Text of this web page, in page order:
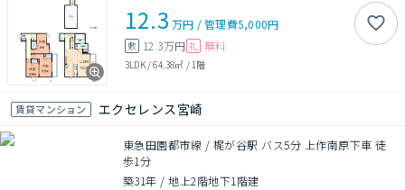
12.3 万円 /管理費5,000円
敷 12.3万円 礼 無料
3LDK/64.38㎡ / 1階
賃貸マンション エクセレンス宮崎
東急田園都市線 / 梶が谷駅 バス5分 上作南原下車 徒
歩1分
築31年 /地上2階地下1階建